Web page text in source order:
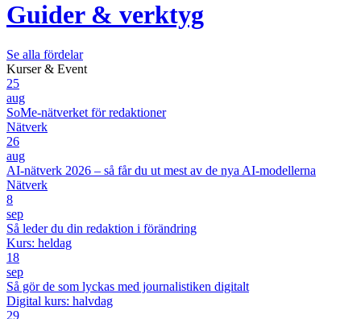
Guider & verktyg
Se alla fördelar
Kurser & Event
25
aug
SoMe-nätverket för redaktioner
Nätverk
26
aug
AI-nätverk 2026 – så får du ut mest av de nya AI-modellerna
Nätverk
8
sep
Så leder du din redaktion i förändring
Kurs: heldag
18
sep
Så gör de som lyckas med journalistiken digitalt
Digital kurs: halvdag
29